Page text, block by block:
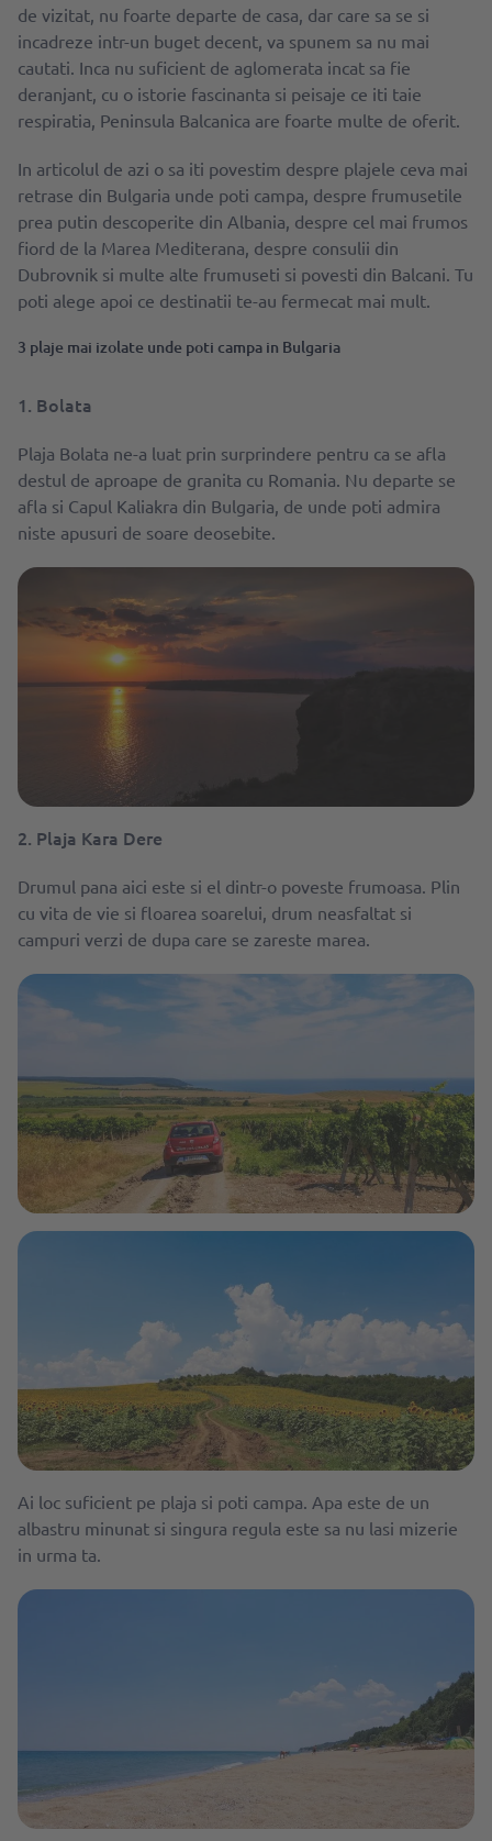
de vizitat, nu foarte departe de casa, dar care sa se si
incadreze intr-un buget decent, va spunem sa nu mai
cautati. Inca nu suficient de aglomerata incat sa fie
deranjant, cu o istorie fascinanta si peisaje ce iti taie
respiratia, Peninsula Balcanica are foarte multe de oferit.
In articolul de azi o sa iti povestim despre plajele ceva mai
retrase din Bulgaria unde poti campa, despre frumusetile
prea putin descoperite din Albania, despre cel mai frumos
fiord de la Marea Mediterana, despre consulii din
Dubrovnik si multe alte frumuseti si povesti din Balcani. Tu
poti alege apoi ce destinatii te-au fermecat mai mult.
3 plaje mai izolate unde poti campa in Bulgaria
1. Bolata
Plaja Bolata ne-a luat prin surprindere pentru ca se afla
destul de aproape de granita cu Romania. Nu departe se
afla si Capul Kaliakra din Bulgaria, de unde poti admira
niste apusuri de soare deosebite.
2. Plaja Kara Dere
Drumul pana aici este si el dintr-o poveste frumoasa. Plin
cu vita de vie si floarea soarelui, drum neasfaltat si
campuri verzi de dupa care se zareste marea.
Ai loc suficient pe plaja si poti campa. Apa este de un
albastru minunat si singura regula este sa nu lasi mizerie
in urma ta.